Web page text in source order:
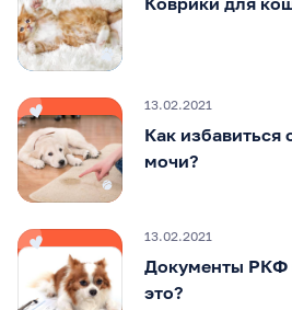
13.02.2021
Как избавиться
мочи?
13.02.2021
Документы РКФ
это?